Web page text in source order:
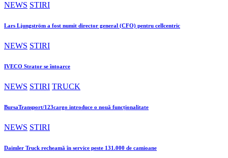
NEWS STIRI
Lars Ljungström a fost numit director general (CFO) pentru cellcentric
NEWS STIRI
IVECO Strator se întoarce
NEWS STIRI TRUCK
BursaTransport/123cargo introduce o nouă funcționalitate
NEWS STIRI
Daimler Truck recheamă în service peste 131.000 de camioane